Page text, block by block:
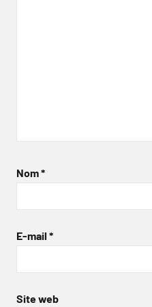
Nom*
E-mail *
Site web